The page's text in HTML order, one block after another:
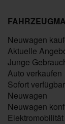
Neuwagen
Aktuelle
Junge
Auto verkaufen
Sofort
Neuwagen
Neuwagen
Elektromobilität